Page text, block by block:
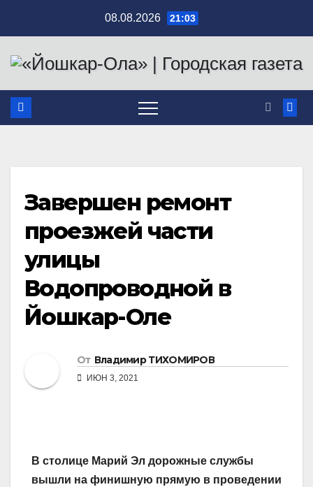
содержимому
08.08.2026 21:03
Завершен ремонт
проезжей части
улицы
Водопроводной в
Йошкар-Оле
От Владимир ТИХОМИРОВ
ИЮН 3, 2021
В столице Марий Эл дорожные службы
вышли на финишную прямую в проведении